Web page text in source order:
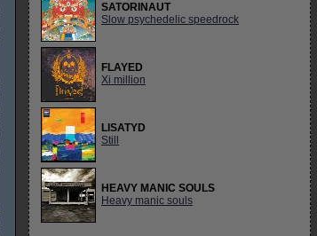
SATORINAUT
Slow psychedelic speedrock
FLAYED
Xi million
LISATYD
Still
HEAVY MANIC SOULS
Heavy manic souls